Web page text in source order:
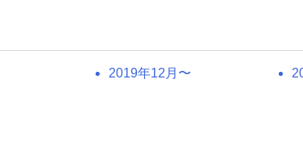
2019年12月〜